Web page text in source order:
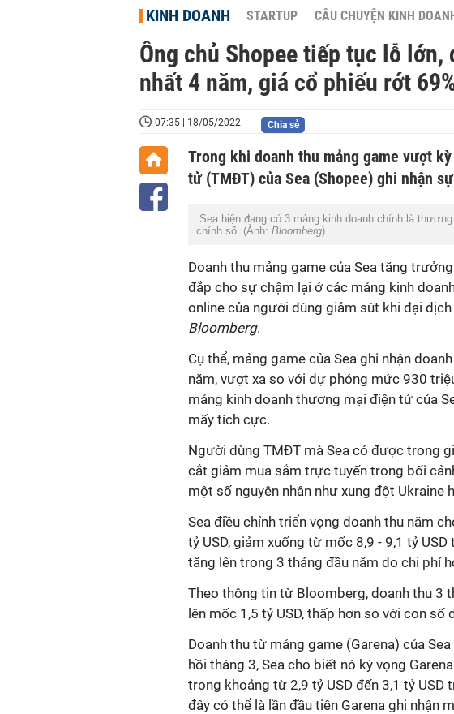
KINH DOANH STARTUP CÂU CHUYỆN KINH
Ông chủ Shopee tiếp tục lỗ lớn,
nhất 4 năm, giá cổ phiếu rớt
07:35 | 18/05/2022 Chia sẻ
Trong khi doanh thu mảng game vượt
tử (TMĐT) của Sea (Shopee) ghi nhận
Sea hiện đang có 3 mảng kinh doanh chính là
chính số. (Ảnh: Bloomberg).
Doanh thu mảng game của Sea tăng
đắp cho sự chậm lại ở các mảng kinh
online của người dùng giảm sút khi đại
Bloomberg.
Cụ thể, mảng game của Sea ghi nhận
năm, vượt xa so với dự phóng mức 930
mảng kinh doanh thương mại điện tử của
mấy tích cực.
Người dùng TMĐT mà Sea có được trong
cắt giảm mua sắm trực tuyến trong bối
một số nguyên nhân như xung đột Ukraine
Sea điều chỉnh triển vọng doanh thu năm
tỷ USD, giảm xuống từ mốc 8,9 - 9,1 tỷ
tăng lên trong 3 tháng đầu năm do chi phí
Theo thông tin từ Bloomberg, doanh thu 3
lên mốc 1,5 tỷ USD, thấp hơn so với con số
Doanh thu từ mảng game (Garena) của
hồi tháng 3, Sea cho biết nó kỳ vọng
trong khoảng từ 2,9 tỷ USD đến 3,1 tỷ
đây có thể là lần đầu tiên Garena ghi nhận